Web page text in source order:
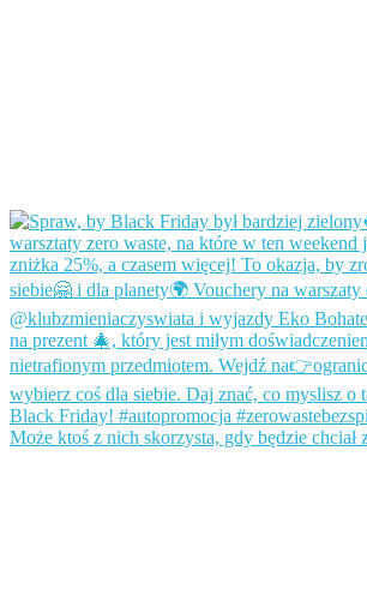
Może ktoś z nich skorzysta, gdy będzie chciał